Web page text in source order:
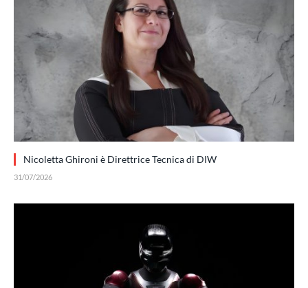
Nicoletta Ghironi è Direttrice Tecnica di DIW
31/07/2026